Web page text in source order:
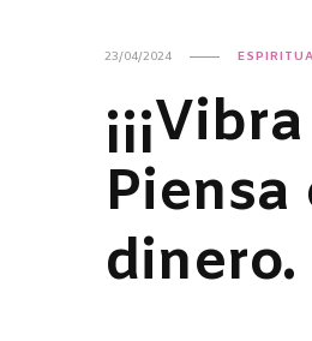
23/04/2024
dinero.